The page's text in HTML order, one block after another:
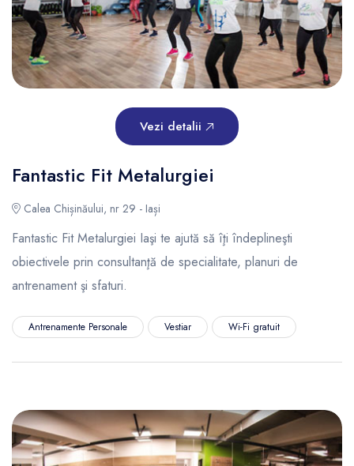
Vezi detalii
Fantastic Fit Metalurgiei
Calea Chișinăului, nr 29 - Iași
Fantastic Fit Metalurgiei Iaşi te ajută să îţi îndeplineşti
obiectivele prin consultanţă de specialitate, planuri de
antrenament şi sfaturi.
Antrenamente Personale Vestiar Wi-Fi gratuit